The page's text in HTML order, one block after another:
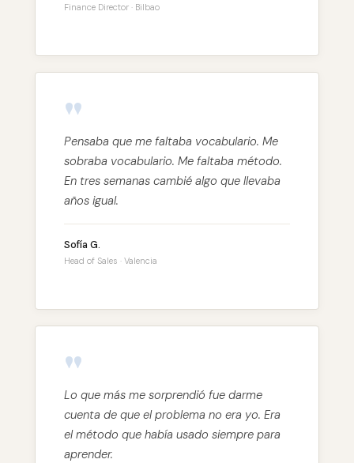
Finance Director · Bilbao
"
Pensaba que me faltaba vocabulario. Me
sobraba vocabulario. Me faltaba método.
En tres semanas cambié algo que llevaba
años igual.
Sofía G.
Head of Sales · Valencia
"
Lo que más me sorprendió fue darme
cuenta de que el problema no era yo. Era
el método que había usado siempre para
aprender.